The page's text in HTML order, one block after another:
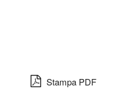
Stampa PDF